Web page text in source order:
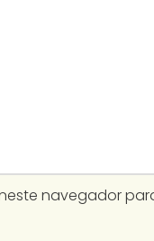
navegador